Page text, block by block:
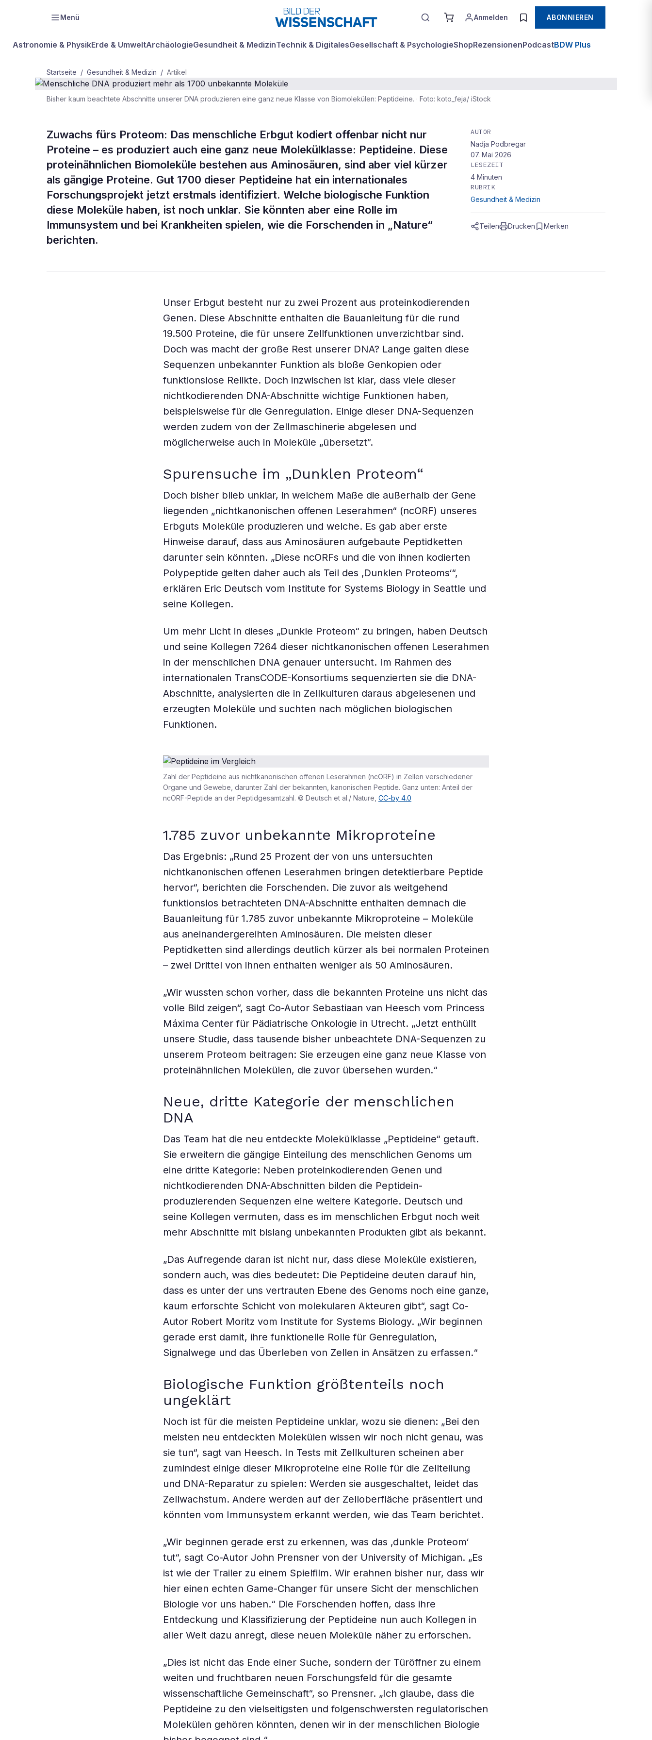
Menü Anmelden ABONNIEREN
Astronomie & PhysikErde & UmweltArchäologieGesundheit & MedizinTechnik & DigitalesGesellschaft & PsychologieShopRezensionenPodcastBDW Plus
Startseite / Gesundheit & Medizin / Artikel
Menschliche DNA produziert
mehr als 1700 unbekannte
Moleküle
Bisher kaum beachtete Abschnitte unserer DNA produzieren eine ganz neue Klasse von Biomolekülen: Peptideine. · Foto: koto_feja/ iStock
Zuwachs fürs Proteom: Das menschliche Erbgut kodiert offenbar nicht nur
Proteine – es produziert auch eine ganz neue Molekülklasse: Peptideine. Diese
proteinähnlichen Biomoleküle bestehen aus Aminosäuren, sind aber viel kürzer
als gängige Proteine. Gut 1700 dieser Peptideine hat ein internationales
Forschungsprojekt jetzt erstmals identifiziert. Welche biologische Funktion
diese Moleküle haben, ist noch unklar. Sie könnten aber eine Rolle im
Immunsystem und bei Krankheiten spielen, wie die Forschenden in „Nature“
berichten.
AUTOR
Nadja Podbregar
07. Mai 2026
LESEZEIT
4 Minuten
RUBRIK
Gesundheit & Medizin
Teilen Drucken Merken
Unser Erbgut besteht nur zu zwei Prozent aus proteinkodierenden
Genen. Diese Abschnitte enthalten die Bauanleitung für die rund
19.500 Proteine, die für unsere Zellfunktionen unverzichtbar sind.
Doch was macht der große Rest unserer DNA? Lange galten diese
Sequenzen unbekannter Funktion als bloße Genkopien oder
funktionslose Relikte. Doch inzwischen ist klar, dass viele dieser
nichtkodierenden DNA-Abschnitte wichtige Funktionen haben,
beispielsweise für die Genregulation. Einige dieser DNA-Sequenzen
werden zudem von der Zellmaschinerie abgelesen und
möglicherweise auch in Moleküle „übersetzt“.
Spurensuche im „Dunklen Proteom“
Doch bisher blieb unklar, in welchem Maße die außerhalb der Gene
liegenden „nichtkanonischen offenen Leserahmen“ (ncORF) unseres
Erbguts Moleküle produzieren und welche. Es gab aber erste
Hinweise darauf, dass aus Aminosäuren aufgebaute Peptidketten
darunter sein könnten. „Diese ncORFs und die von ihnen kodierten
Polypeptide gelten daher auch als Teil des ‚Dunklen Proteoms‘“,
erklären Eric Deutsch vom Institute for Systems Biology in Seattle und
seine Kollegen.
Um mehr Licht in dieses „Dunkle Proteom“ zu bringen, haben Deutsch
und seine Kollegen 7264 dieser nichtkanonischen offenen Leserahmen
in der menschlichen DNA genauer untersucht. Im Rahmen des
internationalen TransCODE-Konsortiums sequenzierten sie die DNA-
Abschnitte, analysierten die in Zellkulturen daraus abgelesenen und
erzeugten Moleküle und suchten nach möglichen biologischen
Funktionen.
Zahl der Peptideine aus nichtkanonischen offenen Leserahmen (ncORF) in Zellen verschiedener
Organe und Gewebe, darunter Zahl der bekannten, kanonischen Peptide. Ganz unten: Anteil der
ncORF-Peptide an der Peptidgesamtzahl. © Deutsch et al./ Nature, CC-by 4.0
1.785 zuvor unbekannte Mikroproteine
Das Ergebnis: „Rund 25 Prozent der von uns untersuchten
nichtkanonischen offenen Leserahmen bringen detektierbare Peptide
hervor“, berichten die Forschenden. Die zuvor als weitgehend
funktionslos betrachteten DNA-Abschnitte enthalten demnach die
Bauanleitung für 1.785 zuvor unbekannte Mikroproteine – Moleküle
aus aneinandergereihten Aminosäuren. Die meisten dieser
Peptidketten sind allerdings deutlich kürzer als bei normalen Proteinen
– zwei Drittel von ihnen enthalten weniger als 50 Aminosäuren.
„Wir wussten schon vorher, dass die bekannten Proteine uns nicht das
volle Bild zeigen“, sagt Co-Autor Sebastiaan van Heesch vom Princess
Máxima Center für Pädiatrische Onkologie in Utrecht. „Jetzt enthüllt
unsere Studie, dass tausende bisher unbeachtete DNA-Sequenzen zu
unserem Proteom beitragen: Sie erzeugen eine ganz neue Klasse von
proteinähnlichen Molekülen, die zuvor übersehen wurden.“
Neue, dritte Kategorie der menschlichen
DNA
Das Team hat die neu entdeckte Molekülklasse „Peptideine“ getauft.
Sie erweitern die gängige Einteilung des menschlichen Genoms um
eine dritte Kategorie: Neben proteinkodierenden Genen und
nichtkodierenden DNA-Abschnitten bilden die Peptidein-
produzierenden Sequenzen eine weitere Kategorie. Deutsch und
seine Kollegen vermuten, dass es im menschlichen Erbgut noch weit
mehr Abschnitte mit bislang unbekannten Produkten gibt als bekannt.
„Das Aufregende daran ist nicht nur, dass diese Moleküle existieren,
sondern auch, was dies bedeutet: Die Peptideine deuten darauf hin,
dass es unter der uns vertrauten Ebene des Genoms noch eine ganze,
kaum erforschte Schicht von molekularen Akteuren gibt“, sagt Co-
Autor Robert Moritz vom Institute for Systems Biology. „Wir beginnen
gerade erst damit, ihre funktionelle Rolle für Genregulation,
Signalwege und das Überleben von Zellen in Ansätzen zu erfassen.“
Biologische Funktion größtenteils noch
ungeklärt
Noch ist für die meisten Peptideine unklar, wozu sie dienen: „Bei den
meisten neu entdeckten Molekülen wissen wir noch nicht genau, was
sie tun“, sagt van Heesch. In Tests mit Zellkulturen scheinen aber
zumindest einige dieser Mikroproteine eine Rolle für die Zellteilung
und DNA-Reparatur zu spielen: Werden sie ausgeschaltet, leidet das
Zellwachstum. Andere werden auf der Zelloberfläche präsentiert und
könnten vom Immunsystem erkannt werden, wie das Team berichtet.
„Wir beginnen gerade erst zu erkennen, was das ‚dunkle Proteom‘
tut“, sagt Co-Autor John Prensner von der University of Michigan. „Es
ist wie der Trailer zu einem Spielfilm. Wir erahnen bisher nur, dass wir
hier einen echten Game-Changer für unsere Sicht der menschlichen
Biologie vor uns haben.“ Die Forschenden hoffen, dass ihre
Entdeckung und Klassifizierung der Peptideine nun auch Kollegen in
aller Welt dazu anregt, diese neuen Moleküle näher zu erforschen.
„Dies ist nicht das Ende einer Suche, sondern der Türöffner zu einem
weiten und fruchtbaren neuen Forschungsfeld für die gesamte
wissenschaftliche Gemeinschaft“, so Prensner. „Ich glaube, dass die
Peptideine zu den vielseitigsten und folgenschwersten regulatorischen
Molekülen gehören könnten, denen wir in der menschlichen Biologie